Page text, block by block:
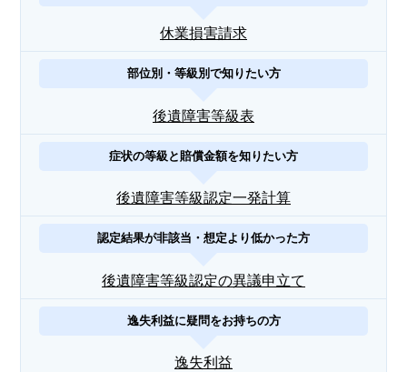
休業損害請求
部位別・等級別で知りたい方
後遺障害等級表
症状の等級と賠償金額を知りたい方
後遺障害等級認定一発計算
認定結果が非該当・想定より低かった方
後遺障害等級認定の異議申立て
逸失利益に疑問をお持ちの方
逸失利益